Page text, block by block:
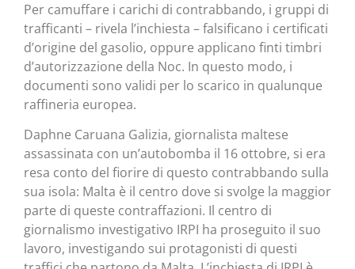
Per camuffare i carichi di contrabbando, i gruppi di
trafficanti – rivela l’inchiesta – falsificano i certificati
d’origine del gasolio, oppure applicano finti timbri
d’autorizzazione della Noc. In questo modo, i
documenti sono validi per lo scarico in qualunque
raffineria europea.
Daphne Caruana Galizia, giornalista maltese
assassinata con un’autobomba il 16 ottobre, si era
resa conto del fiorire di questo contrabbando sulla
sua isola: Malta è il centro dove si svolge la maggior
parte di queste contraffazioni. Il centro di
giornalismo investigativo IRPI ha proseguito il suo
lavoro, investigando sui protagonisti di questi